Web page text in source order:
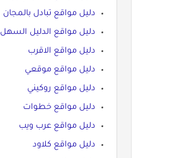
دليل مواقع تبادل بالمجان
دليل مواقع الدليل السهل
دليل مواقع الاقرب
دليل مواقع موقعي
دليل مواقع روكيني
دليل مواقع خطوات
دليل مواقع عرب ويب
دليل مواقع كلاود